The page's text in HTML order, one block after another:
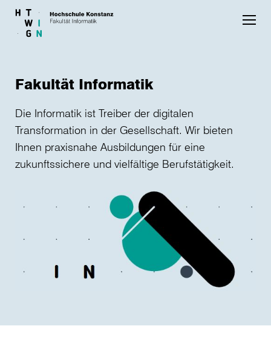
Skip to main content
Fakultät Informatik
Die Informatik ist Treiber der digitalen
Transformation in der Gesellschaft. Wir bieten
Ihnen praxisnahe Ausbildungen für eine
zukunftssichere und vielfältige Berufstätigkeit.